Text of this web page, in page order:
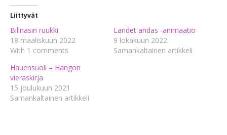
Liittyvät
Billnäsin ruukki
18 maaliskuun 2022
With 1 comments
Landet andas -animaatio
9 lokakuun 2022
Samankaltainen artikkeli
Hauensuoli – Hangon
vieraskirja
15 joulukuun 2021
Samankaltainen artikkeli